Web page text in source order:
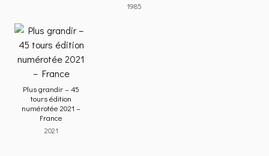
1985
Plus grandir – 45
tours édition
numérotée 2021 –
France
2021